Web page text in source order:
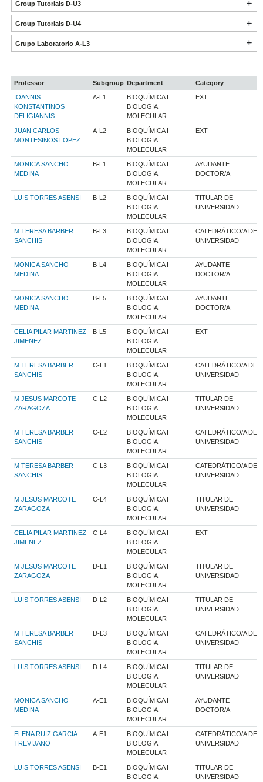
Group Tutorials D-U3
Group Tutorials D-U4
Grupo Laboratorio A-L3
Professor Subgroup Department
Category
IOANNIS
KONSTANTINOS
DELIGIANNIS
A-L1
BIOQUÍMICA I
BIOLOGIA
MOLECULAR
EXT
JUAN CARLOS
MONTESINOS LOPEZ
A-L2
BIOQUÍMICA I
BIOLOGIA
MOLECULAR
EXT
MONICA SANCHO
MEDINA
B-L1
BIOQUÍMICA I
BIOLOGIA
MOLECULAR
AYUDANTE
DOCTOR/A
LUIS TORRES ASENSI B-L2
BIOQUÍMICA I
BIOLOGIA
MOLECULAR
TITULAR DE
UNIVERSIDAD
M TERESA BARBER
SANCHIS
B-L3
BIOQUÍMICA I
BIOLOGIA
MOLECULAR
CATEDRÁTICO/A DE
UNIVERSIDAD
MONICA SANCHO
MEDINA
B-L4
BIOQUÍMICA I
BIOLOGIA
MOLECULAR
AYUDANTE
DOCTOR/A
MONICA SANCHO
MEDINA
B-L5
BIOQUÍMICA I
BIOLOGIA
MOLECULAR
AYUDANTE
DOCTOR/A
CELIA PILAR MARTINEZ
JIMENEZ
B-L5
BIOQUÍMICA I
BIOLOGIA
MOLECULAR
EXT
M TERESA BARBER
SANCHIS
C-L1
BIOQUÍMICA I
BIOLOGIA
MOLECULAR
CATEDRÁTICO/A DE
UNIVERSIDAD
M JESUS MARCOTE
ZARAGOZA
C-L2
BIOQUÍMICA I
BIOLOGIA
MOLECULAR
TITULAR DE
UNIVERSIDAD
M TERESA BARBER
SANCHIS
C-L2
BIOQUÍMICA I
BIOLOGIA
MOLECULAR
CATEDRÁTICO/A DE
UNIVERSIDAD
M TERESA BARBER
SANCHIS
C-L3
BIOQUÍMICA I
BIOLOGIA
MOLECULAR
CATEDRÁTICO/A DE
UNIVERSIDAD
M JESUS MARCOTE
ZARAGOZA
C-L4
BIOQUÍMICA I
BIOLOGIA
MOLECULAR
TITULAR DE
UNIVERSIDAD
CELIA PILAR MARTINEZ
JIMENEZ
C-L4
BIOQUÍMICA I
BIOLOGIA
MOLECULAR
EXT
M JESUS MARCOTE
ZARAGOZA
D-L1
BIOQUÍMICA I
BIOLOGIA
MOLECULAR
TITULAR DE
UNIVERSIDAD
LUIS TORRES ASENSI D-L2
BIOQUÍMICA I
BIOLOGIA
MOLECULAR
TITULAR DE
UNIVERSIDAD
M TERESA BARBER
SANCHIS
D-L3
BIOQUÍMICA I
BIOLOGIA
MOLECULAR
CATEDRÁTICO/A DE
UNIVERSIDAD
LUIS TORRES ASENSI D-L4
BIOQUÍMICA I
BIOLOGIA
MOLECULAR
TITULAR DE
UNIVERSIDAD
MONICA SANCHO
MEDINA
A-E1
BIOQUÍMICA I
BIOLOGIA
MOLECULAR
AYUDANTE
DOCTOR/A
ELENA RUIZ GARCIA-
TREVIJANO
A-E1
BIOQUÍMICA I
BIOLOGIA
MOLECULAR
CATEDRÁTICO/A DE
UNIVERSIDAD
LUIS TORRES ASENSI B-E1
BIOQUÍMICA I
BIOLOGIA
TITULAR DE
UNIVERSIDAD